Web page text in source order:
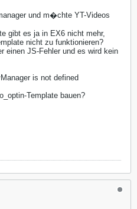
und m�chte YT-Videos
gibt es ja in EX6 nicht mehr,
nicht zu funktionieren?
einen JS-Fehler und es wird kein
is not defined
Template bauen?